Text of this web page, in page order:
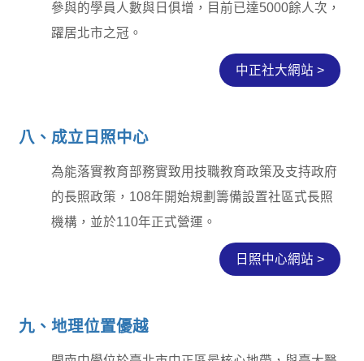
參與的學員人數與日俱增，目前已達5000餘人次，
躍居北市之冠。
中正社大網站 >
八、成立日照中心
為能落實教育部務實致用技職教育政策及支持政府
的長照政策，108年開始規劃籌備設置社區式長照
機構，並於110年正式營運。
日照中心網站 >
九、地理位置優越